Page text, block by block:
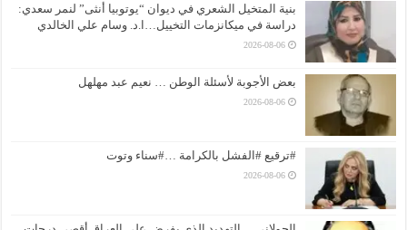
بنية المتخيل الشعري في ديوان “يوتوبيا أنثى” لنمر سعدي:
دراسة في ميكانزمات التخييل…ا.د. وسام علي الخالدي
2026-08-06
بعض الأجوبة لأسئلة الوطن … نعيم عبد مهلهل
2026-08-06
#ترقيع #الفشل بالكرامة …#سناء وتوت
2026-08-06